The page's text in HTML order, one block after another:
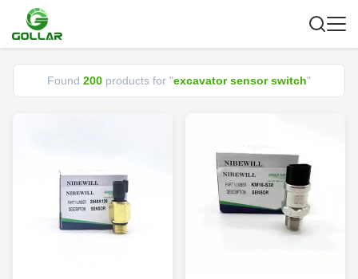
Found 200 products for "excavator sensor switch"